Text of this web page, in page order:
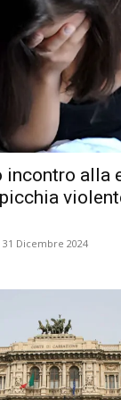
incontro alla
31 Dicembre 2024